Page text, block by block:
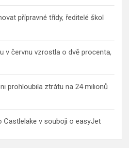
přípravné třídy, ředitelé škol
v červnu vzrostla o dvě procenta,
prohloubila ztrátu na 24 milionů
Castlelake v souboji o easyJet